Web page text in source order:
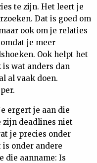
te zijn. Het leert je
Dat is goed om
ook om je relaties
je meer
Ook helpt het
wat anders dan
al vaak doen.
ergert je aan die
zijn deadlines niet
je precies onder
onder andere
die aanname: Is